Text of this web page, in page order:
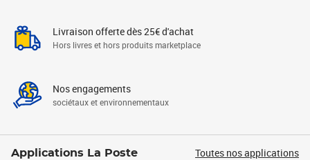
Livraison offerte dès 25€ d'achat
Hors livres et hors produits marketplace
Nos engagements
sociétaux et environnementaux
Applications La Poste Toutes nos applications